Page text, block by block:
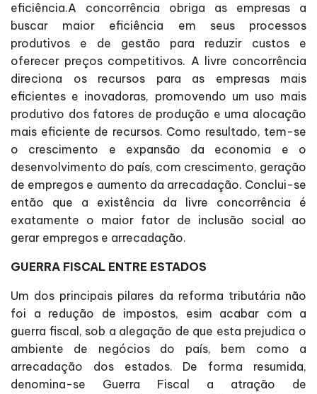
eficiência.A concorrência obriga as empresas a
buscar maior eficiência em seus processos
produtivos e de gestão para reduzir custos e
oferecer preços competitivos. A livre concorrência
direciona os recursos para as empresas mais
eficientes e inovadoras, promovendo um uso mais
produtivo dos fatores de produção e uma alocação
mais eficiente de recursos. Como resultado, tem-se
o crescimento e expansão da economia e o
desenvolvimento do país, com crescimento, geração
de empregos e aumento da arrecadação. Conclui-se
então que a existência da livre concorrência é
exatamente o maior fator de inclusão social ao
gerar empregos e arrecadação.
GUERRA FISCAL ENTRE ESTADOS
Um dos principais pilares da reforma tributária não
foi a redução de impostos, esim acabar com a
guerra fiscal, sob a alegação de que esta prejudica o
ambiente de negócios do país, bem como a
arrecadação dos estados. De forma resumida,
denomina-se Guerra Fiscal a atração de